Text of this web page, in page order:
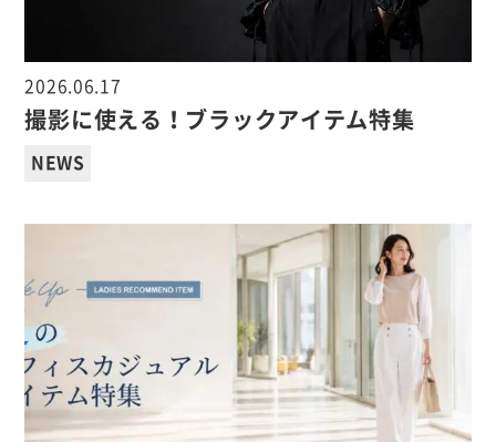
2026.06.17
撮影に使える！ブラックアイテム特集
NEWS